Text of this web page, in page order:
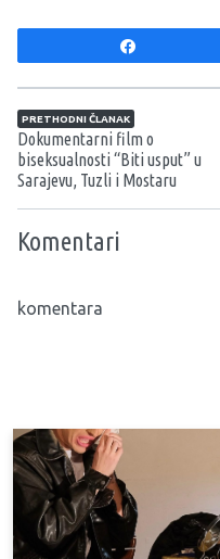
Navigacija članaka
PRETHODNI ČLANAK
Dokumentarni film o
biseksualnosti “Biti usput” u
Sarajevu, Tuzli i Mostaru
Komentari
komentara